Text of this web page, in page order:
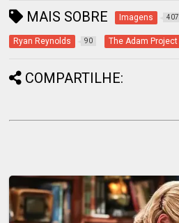
MAIS SOBRE Imagens 407
Ryan Reynolds 90 The Adam Project
COMPARTILHE: